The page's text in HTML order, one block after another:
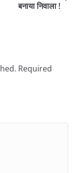
बनाया निवाला !
Required